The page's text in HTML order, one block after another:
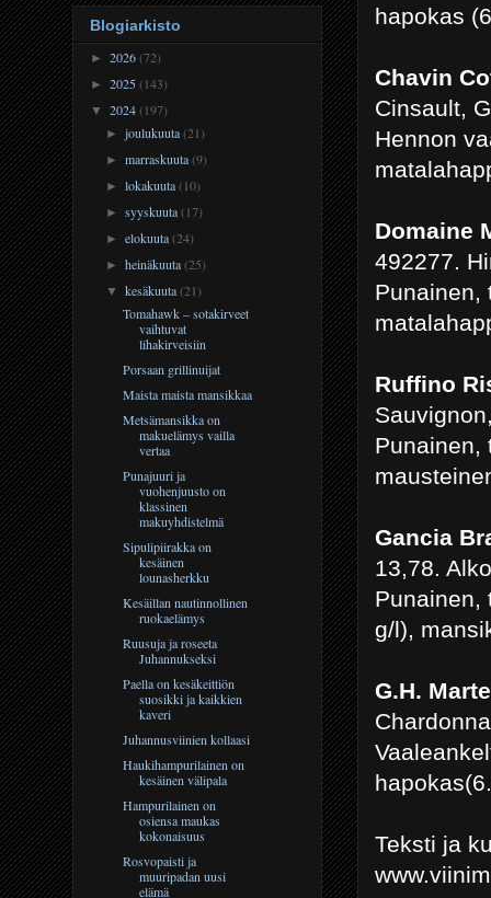
hapokas
Chavin
Cinsault,
Hennon
Domaine
492277.
Punainen,
Ruffino
Punainen,
Gancia
13,78.
Punainen,
g/l),
G.H.
Teksti ja
Blogiarkisto
► 2026(72)
► 2025(143)
▼ 2024(197)
►joulukuuta(21)
►marraskuuta(9)
►lokakuuta(10)
►syyskuuta(17)
►elokuuta(24)
►heinäkuuta(25)
▼kesäkuuta(21)
Tomahawk – sotakirveet
vaihtuvat
lihakirveisiin
Porsaan grillinuijat
Maista maista mansikkaa
Metsämansikka on
makuelämys vailla
vertaa
Punajuuri ja
vuohenjuusto on
klassinen
makuyhdistelmä
Sipulipiirakka on
kesäinen
lounasherkku
Kesäillan nautinnollinen
ruokaelämys
Ruusuja ja roseeta
Juhannukseksi
Paella on kesäkeittiön
suosikki ja kaikkien
kaveri
Juhannusviinien kollaasi
Haukihampurilainen on
kesäinen välipala
Hampurilainen on
osiensa maukas
kokonaisuus
Rosvopaisti ja
muuripadan uusi
elämä